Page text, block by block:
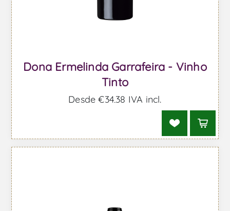
Dona Ermelinda Garrafeira - Vinho
Tinto
Desde €34,38 IVA incl.